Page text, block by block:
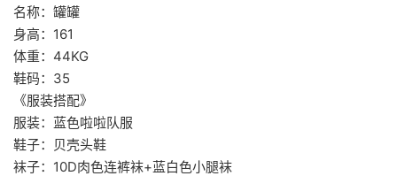
名称：罐罐
身高：161
体重：44KG
鞋码：35
《服装搭配》
服装：蓝色啦啦队服
鞋子：贝壳头鞋
袜子：10D肉色连裤袜+蓝白色小腿袜